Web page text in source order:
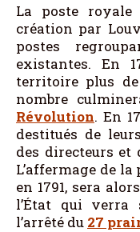
La poste
création par
postes
existantes. En
territoire plus
nombre
Révolution. En
destitués de
des directeurs et
L’affermage de
en 1791, sera
l’État qui verra
l’arrêté du 27